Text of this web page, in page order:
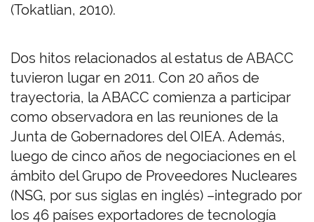
(Tokatlian, 2010).
Dos hitos relacionados al estatus de ABACC
tuvieron lugar en 2011. Con 20 años de
trayectoria, la ABACC comienza a participar
como observadora en las reuniones de la
Junta de Gobernadores del OIEA. Además,
luego de cinco años de negociaciones en el
ámbito del Grupo de Proveedores Nucleares
(NSG, por sus siglas en inglés) –integrado por
los 46 países exportadores de tecnología